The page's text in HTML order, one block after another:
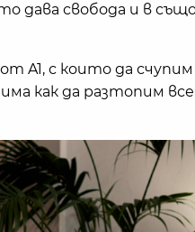
дава свобода и в
от A1, с които да
как да разтопим